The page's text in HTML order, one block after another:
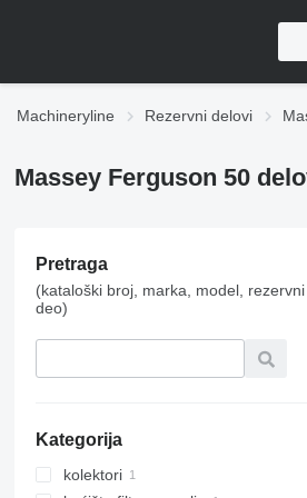
Machineryline Rezervni delovi
Massey Ferguson 50
Pretraga
(kataloški broj, marka, model, rezervni
deo)
Kategorija
kolektori